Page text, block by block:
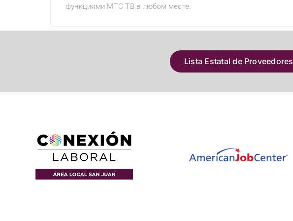
функциями МТС ТВ в любом месте.
Lista Estatal de Proveedores